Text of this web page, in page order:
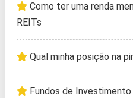
Como ter uma renda
REITs
Qual minha posição na
Fundos de